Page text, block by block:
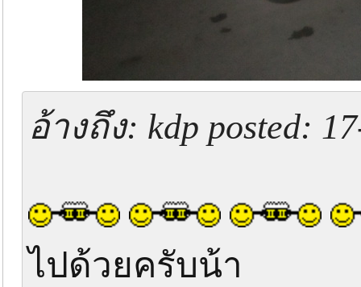
อ้างถึง: kdp posted:
ไปด้วยครับน้า